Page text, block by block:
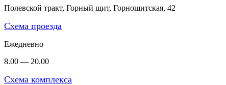
Полевской тракт, Горный щит, Горнощитская, 42
Схема проезда
Ежедневно
8.00 — 20.00
Схема комплекса